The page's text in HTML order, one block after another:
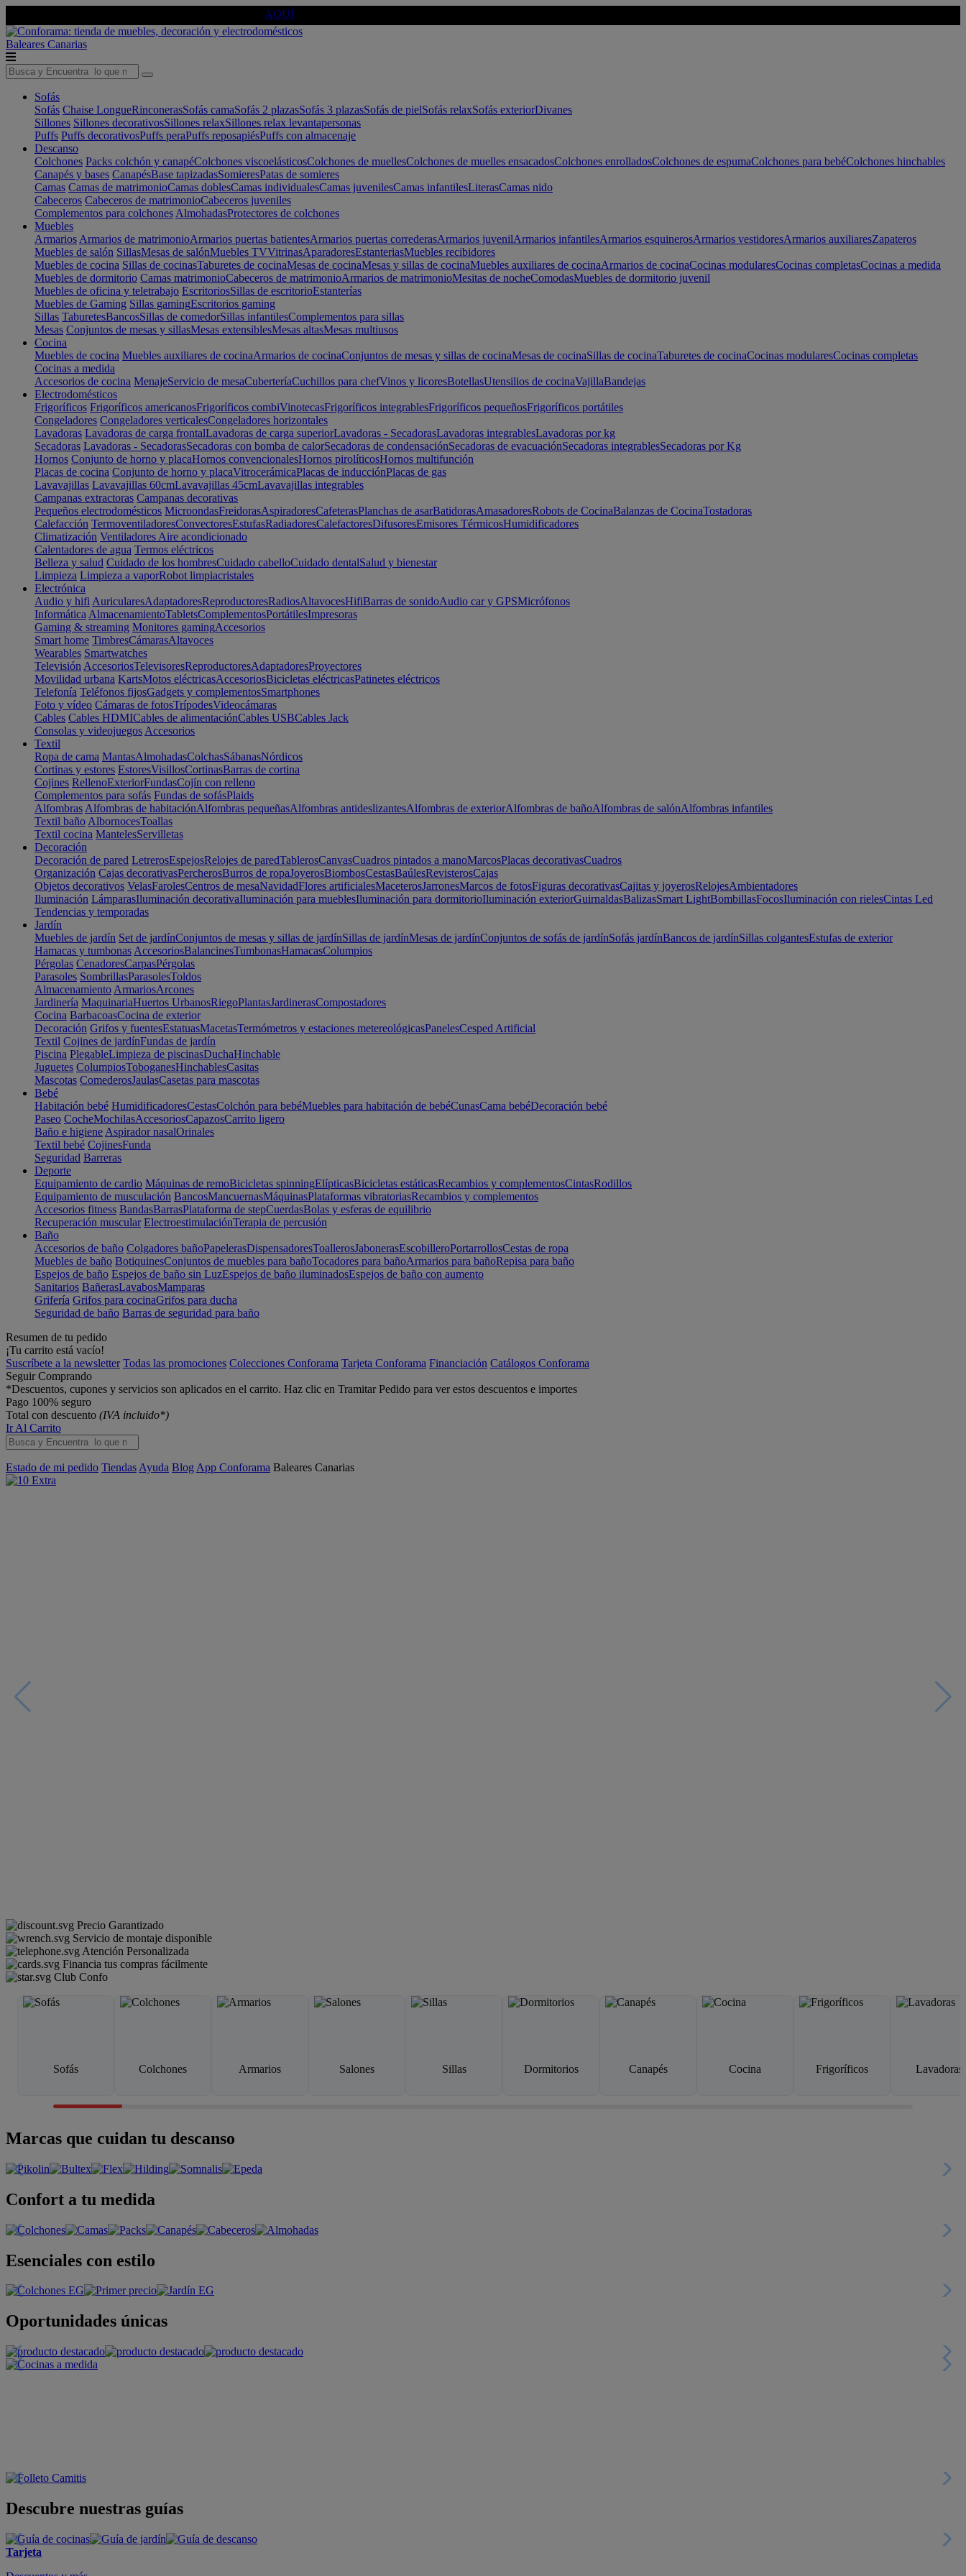
AQUÍ
Baleares Canarias
Sofás
Sofás Chaise LongueRinconerasSofás camaSofás 2 plazasSofás 3 plazasSofás de pielSofás relaxSofás exteriorDivanes
Sillones Sillones decorativosSillones relaxSillones relax levantapersonas
Puffs Puffs decorativosPuffs peraPuffs reposapiésPuffs con almacenaje
Descanso
Colchones Packs colchón y canapéColchones viscoelásticosColchones de muellesColchones de muelles ensacadosColchones enrolladosColchones de espumaColchones para bebéColchones hinchables
Canapés y bases CanapésBase tapizadasSomieresPatas de somieres
Camas Camas de matrimonioCamas doblesCamas individualesCamas juvenilesCamas infantilesLiterasCamas nido
Cabeceros Cabeceros de matrimonioCabeceros juveniles
Complementos para colchones AlmohadasProtectores de colchones
Muebles
Armarios Armarios de matrimonioArmarios puertas batientesArmarios puertas correderasArmarios juvenilArmarios infantilesArmarios esquinerosArmarios vestidoresArmarios auxiliaresZapateros
Muebles de salón SillasMesas de salónMuebles TVVitrinasAparadoresEstanteriasMuebles recibidores
Muebles de cocina Sillas de cocinasTaburetes de cocinaMesas de cocinaMesas y sillas de cocinaMuebles auxiliares de cocinaArmarios de cocinaCocinas modularesCocinas completasCocinas a medida
Muebles de dormitorio Camas matrimonioCabeceros de matrimonioArmarios de matrimonioMesitas de nocheComodasMuebles de dormitorio juvenil
Muebles de oficina y teletrabajo EscritoriosSillas de escritorioEstanterías
Muebles de Gaming Sillas gamingEscritorios gaming
Sillas TaburetesBancosSillas de comedorSillas infantilesComplementos para sillas
Mesas Conjuntos de mesas y sillasMesas extensiblesMesas altasMesas multiusos
Cocina
Muebles de cocina Muebles auxiliares de cocinaArmarios de cocinaConjuntos de mesas y sillas de cocinaMesas de cocinaSillas de cocinaTaburetes de cocinaCocinas modularesCocinas completas
Cocinas a medida
Accesorios de cocina MenajeServicio de mesaCuberteríaCuchillos para chefVinos y licoresBotellasUtensilios de cocinaVajillaBandejas
Electrodomésticos
Frigoríficos Frigoríficos americanosFrigoríficos combiVinotecasFrigoríficos integrablesFrigoríficos pequeñosFrigoríficos portátiles
Congeladores Congeladores verticalesCongeladores horizontales
Lavadoras Lavadoras de carga frontalLavadoras de carga superiorLavadoras - SecadorasLavadoras integrablesLavadoras por kg
Secadoras Lavadoras - SecadorasSecadoras con bomba de calorSecadoras de condensaciónSecadoras de evacuaciónSecadoras integrablesSecadoras por Kg
Hornos Conjunto de horno y placaHornos convencionalesHornos pirolíticosHornos multifunción
Placas de cocina Conjunto de horno y placaVitrocerámicaPlacas de inducciónPlacas de gas
Lavavajillas Lavavajillas 60cmLavavajillas 45cmLavavajillas integrables
Campanas extractoras Campanas decorativas
Pequeños electrodomésticos MicroondasFreidorasAspiradoresCafeterasPlanchas de asarBatidorasAmasadoresRobots de CocinaBalanzas de CocinaTostadoras
Calefacción TermoventiladoresConvectoresEstufasRadiadoresCalefactoresDifusoresEmisores TérmicosHumidificadores
Climatización Ventiladores Aire acondicionado
Calentadores de agua Termos eléctricos
Belleza y salud Cuidado de los hombresCuidado cabelloCuidado dentalSalud y bienestar
Limpieza Limpieza a vaporRobot limpiacristales
Electrónica
Audio y hifi AuricularesAdaptadoresReproductoresRadiosAltavocesHifiBarras de sonidoAudio car y GPSMicrófonos
Informática AlmacenamientoTabletsComplementosPortátilesImpresoras
Gaming & streaming Monitores gamingAccesorios
Smart home TimbresCámarasAltavoces
Wearables Smartwatches
Televisión AccesoriosTelevisoresReproductoresAdaptadoresProyectores
Movilidad urbana KartsMotos eléctricasAccesoriosBicicletas eléctricasPatinetes eléctricos
Telefonía Teléfonos fijosGadgets y complementosSmartphones
Foto y vídeo Cámaras de fotosTrípodesVideocámaras
Cables Cables HDMICables de alimentaciónCables USBCables Jack
Consolas y videojuegos Accesorios
Textil
Ropa de cama MantasAlmohadasColchasSábanasNórdicos
Cortinas y estores EstoresVisillosCortinasBarras de cortina
Cojines RellenoExteriorFundasCojín con relleno
Complementos para sofás Fundas de sofásPlaids
Alfombras Alfombras de habitaciónAlfombras pequeñasAlfombras antideslizantesAlfombras de exteriorAlfombras de bañoAlfombras de salónAlfombras infantiles
Textil baño AlbornocesToallas
Textil cocina MantelesServilletas
Decoración
Decoración de pared LetrerosEspejosRelojes de paredTablerosCanvasCuadros pintados a manoMarcosPlacas decorativasCuadros
Organización Cajas decorativasPercherosBurros de ropaJoyerosBiombosCestasBaúlesRevisterosCajas
Objetos decorativos VelasFarolesCentros de mesaNavidadFlores artificialesMaceterosJarronesMarcos de fotosFiguras decorativasCajitas y joyerosRelojesAmbientadores
Iluminación LámparasIluminación decorativaIluminación para mueblesIluminación para dormitorioIluminación exteriorGuirnaldasBalizasSmart LightBombillasFocosIluminación con rielesCintas Led
Tendencias y temporadas
Jardín
Muebles de jardín Set de jardínConjuntos de mesas y sillas de jardínSillas de jardínMesas de jardínConjuntos de sofás de jardínSofás jardínBancos de jardínSillas colgantesEstufas de exterior
Hamacas y tumbonas AccesoriosBalancinesTumbonasHamacasColumpios
Pérgolas CenadoresCarpasPérgolas
Parasoles SombrillasParasolesToldos
Almacenamiento ArmariosArcones
Jardinería MaquinariaHuertos UrbanosRiegoPlantasJardinerasCompostadores
Cocina BarbacoasCocina de exterior
Decoración Grifos y fuentesEstatuasMacetasTermómetros y estaciones metereológicasPanelesCesped Artificial
Textil Cojines de jardínFundas de jardín
Piscina PlegableLimpieza de piscinasDuchaHinchable
Juguetes ColumpiosToboganesHinchablesCasitas
Mascotas ComederosJaulasCasetas para mascotas
Bebé
Habitación bebé HumidificadoresCestasColchón para bebéMuebles para habitación de bebéCunasCama bebéDecoración bebé
Paseo CocheMochilasAccesoriosCapazosCarrito ligero
Baño e higiene Aspirador nasalOrinales
Textil bebé CojinesFunda
Seguridad Barreras
Deporte
Equipamiento de cardio Máquinas de remoBicicletas spinningElípticasBicicletas estáticasRecambios y complementosCintasRodillos
Equipamiento de musculación BancosMancuernasMáquinasPlataformas vibratoriasRecambios y complementos
Accesorios fitness BandasBarrasPlataforma de stepCuerdasBolas y esferas de equilibrio
Recuperación muscular ElectroestimulaciónTerapia de percusión
Baño
Accesorios de baño Colgadores bañoPapelerasDispensadoresToallerosJabonerasEscobilleroPortarrollosCestas de ropa
Muebles de baño BotiquinesConjuntos de muebles para bañoTocadores para bañoArmarios para bañoRepisa para baño
Espejos de baño Espejos de baño sin LuzEspejos de baño iluminadosEspejos de baño con aumento
Sanitarios BañerasLavabosMamparas
Grifería Grifos para cocinaGrifos para ducha
Seguridad de baño Barras de seguridad para baño
Resumen de tu pedido
¡Tu carrito está vacío!
Suscríbete a la newsletter Todas las promociones Colecciones Conforama Tarjeta Conforama Financiación Catálogos Conforama
Seguir Comprando
*Descuentos, cupones y servicios son aplicados en el carrito. Haz clic en Tramitar Pedido para ver estos descuentos e importes
Pago 100% seguro
Total con descuento (IVA incluido*)
Ir Al Carrito
Estado de mi pedido Tiendas Ayuda Blog App Conforama Baleares Canarias
Precio Garantizado
Servicio de montaje disponible
Atención Personalizada
Financia tus compras fácilmente
Club Confo
Sofás Colchones Armarios Salones Sillas Dormitorios Canapés Cocina Frigoríficos Lavadoras
Marcas que cuidan tu descanso
Confort a tu medida
Esenciales con estilo
Oportunidades únicas
Descubre nuestras guías
Tarjeta